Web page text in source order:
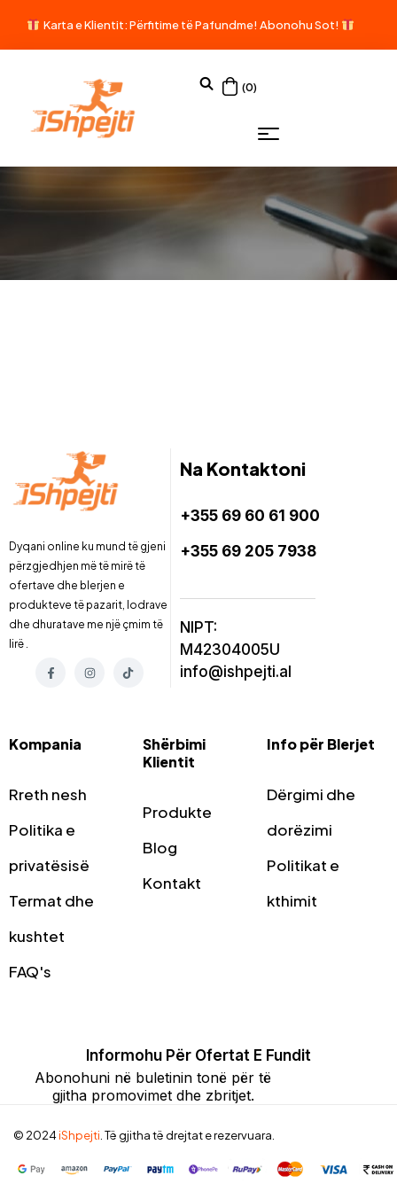
Karta e Klientit: Përfitime të Pafundme! Abonohu Sot!
(0)
Dyqani online ku mund të gjeni
përzgjedhjen më të mirë të
ofertave dhe blerjen e
produkteve të pazarit, lodrave
dhe dhuratave me një çmim të
lirë .
Na Kontaktoni
+355 69 60 61 900
+355 69 205 7938
NIPT:
M42304005U
info@ishpejti.al
Kompania
Rreth nesh
Politika e
privatësisë
Termat dhe
kushtet
FAQ's
Shërbimi
Klientit
Produkte
Blog
Kontakt
Info për Blerjet
Dërgimi dhe
dorëzimi
Politikat e
kthimit
Informohu Për Ofertat E Fundit
Abonohuni në buletinin tonë për të
gjitha promovimet dhe zbritjet.
© 2024iShpejti. Të gjitha të drejtat e rezervuara.